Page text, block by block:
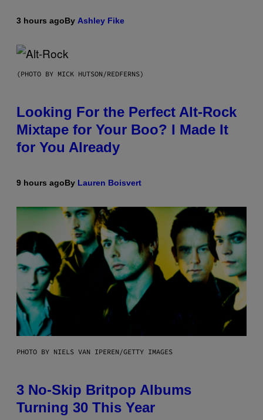
3 hours agoBy Ashley Fike
(PHOTO BY MICK HUTSON/REDFERNS)
Looking For the Perfect Alt-Rock
Mixtape for Your Boo? I Made It
for You Already
9 hours agoBy Lauren Boisvert
PHOTO BY NIELS VAN IPEREN/GETTY IMAGES
3 No-Skip Britpop Albums
Turning 30 This Year